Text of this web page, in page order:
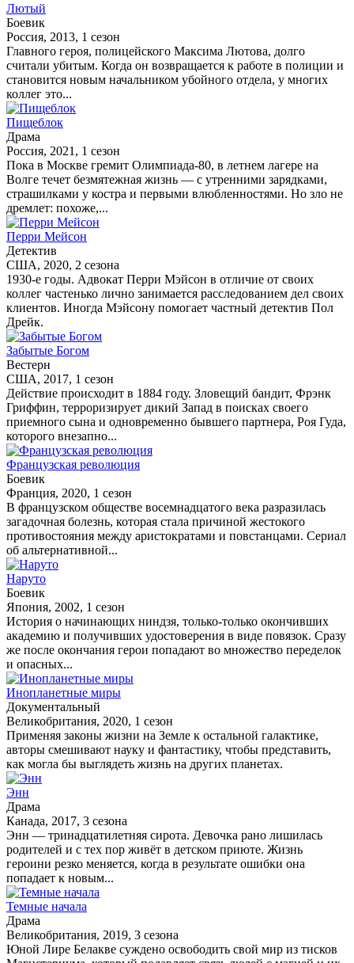
Лютый
Боевик
Россия, 2013, 1 сезон
Главного героя, полицейского Максима Лютова, долго
считали убитым. Когда он возвращается к работе в полиции и
становится новым начальником убойного отдела, у многих
коллег это...
Пищеблок
Драма
Россия, 2021, 1 сезон
Пока в Москве гремит Олимпиада-80, в летнем лагере на
Волге течет безмятежная жизнь — с утренними зарядками,
страшилками у костра и первыми влюбленностями. Но зло не
дремлет: похоже,...
Перри Мейсон
Детектив
США, 2020, 2 сезона
1930-е годы. Адвокат Перри Мэйсон в отличие от своих
коллег частенько лично занимается расследованием дел своих
клиентов. Иногда Мэйсону помогает частный детектив Пол
Дрейк.
Забытые Богом
Вестерн
США, 2017, 1 сезон
Действие происходит в 1884 году. Зловещий бандит, Фрэнк
Гриффин, терроризирует дикий Запад в поисках своего
приемного сына и одновременно бывшего партнера, Роя Гуда,
которого внезапно...
Французская революция
Боевик
Франция, 2020, 1 сезон
В французском обществе восемнадцатого века разразилась
загадочная болезнь, которая стала причиной жестокого
противостояния между аристократами и повстанцами. Сериал
об альтернативной...
Наруто
Боевик
Япония, 2002, 1 сезон
История о начинающих ниндзя, только-только окончивших
академию и получивших удостоверения в виде повязок. Сразу
же после окончания герои попадают во множество переделок
и опасных...
Инопланетные миры
Документальный
Великобритания, 2020, 1 сезон
Применяя законы жизни на Земле к остальной галактике,
авторы смешивают науку и фантастику, чтобы представить,
как могла бы выглядеть жизнь на других планетах.
Энн
Драма
Канада, 2017, 3 сезона
Энн — тринадцатилетняя сирота. Девочка рано лишилась
родителей и с тех пор живёт в детском приюте. Жизнь
героини резко меняется, когда в результате ошибки она
попадает к новым...
Темные начала
Драма
Великобритания, 2019, 3 сезона
Юной Лире Белакве суждено освободить свой мир из тисков